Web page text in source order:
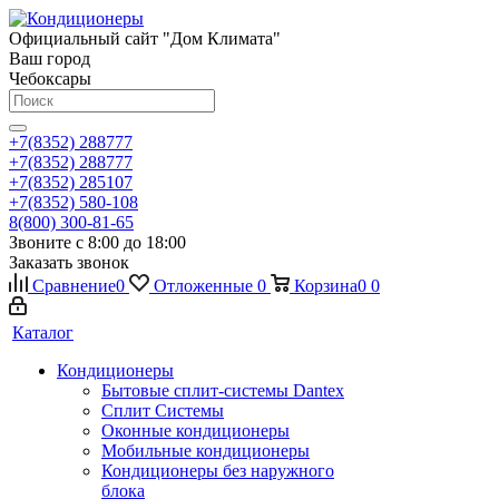
Официальный сайт "Дом Климата"
Ваш город
Чебоксары
+7(8352) 288777
+7(8352) 288777
+7(8352) 285107
+7(8352) 580-108
8(800) 300-81-65
Звоните с 8:00 до 18:00
Заказать звонок
Сравнение0 Отложенные 0 Корзина0 0
Каталог
Кондиционеры
Бытовые сплит-системы Dantex
Сплит Системы
Оконные кондиционеры
Мобильные кондиционеры
Кондиционеры без наружного
блока